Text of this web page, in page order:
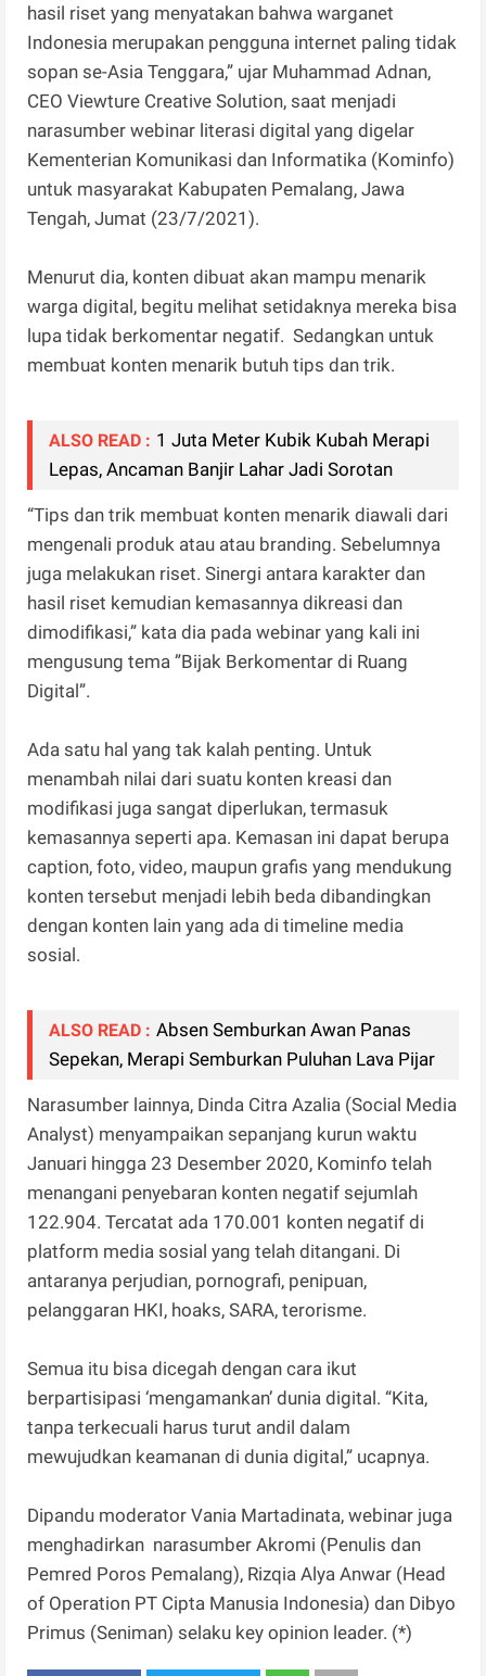
hasil riset yang menyatakan bahwa warganet
Indonesia merupakan pengguna internet paling tidak
sopan se-Asia Tenggara,” ujar Muhammad Adnan,
CEO Viewture Creative Solution, saat menjadi
narasumber webinar literasi digital yang digelar
Kementerian Komunikasi dan Informatika (Kominfo)
untuk masyarakat Kabupaten Pemalang, Jawa
Tengah, Jumat (23/7/2021).
Menurut dia, konten dibuat akan mampu menarik
warga digital, begitu melihat setidaknya mereka bisa
lupa tidak berkomentar negatif. Sedangkan untuk
membuat konten menarik butuh tips dan trik.
ALSO READ : 1 Juta Meter Kubik Kubah Merapi
Lepas, Ancaman Banjir Lahar Jadi Sorotan
“Tips dan trik membuat konten menarik diawali dari
mengenali produk atau atau branding. Sebelumnya
juga melakukan riset. Sinergi antara karakter dan
hasil riset kemudian kemasannya dikreasi dan
dimodifikasi,” kata dia pada webinar yang kali ini
mengusung tema ”Bijak Berkomentar di Ruang
Digital”.
Ada satu hal yang tak kalah penting. Untuk
menambah nilai dari suatu konten kreasi dan
modifikasi juga sangat diperlukan, termasuk
kemasannya seperti apa. Kemasan ini dapat berupa
caption, foto, video, maupun grafis yang mendukung
konten tersebut menjadi lebih beda dibandingkan
dengan konten lain yang ada di timeline media
sosial.
ALSO READ : Absen Semburkan Awan Panas
Sepekan, Merapi Semburkan Puluhan Lava Pijar
Narasumber lainnya, Dinda Citra Azalia (Social Media
Analyst) menyampaikan sepanjang kurun waktu
Januari hingga 23 Desember 2020, Kominfo telah
menangani penyebaran konten negatif sejumlah
122.904. Tercatat ada 170.001 konten negatif di
platform media sosial yang telah ditangani. Di
antaranya perjudian, pornografi, penipuan,
pelanggaran HKI, hoaks, SARA, terorisme.
Semua itu bisa dicegah dengan cara ikut
berpartisipasi ‘mengamankan’ dunia digital. “Kita,
tanpa terkecuali harus turut andil dalam
mewujudkan keamanan di dunia digital,” ucapnya.
Dipandu moderator Vania Martadinata, webinar juga
menghadirkan narasumber Akromi (Penulis dan
Pemred Poros Pemalang), Rizqia Alya Anwar (Head
of Operation PT Cipta Manusia Indonesia) dan Dibyo
Primus (Seniman) selaku key opinion leader. (*)